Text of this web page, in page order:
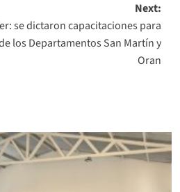
Next:
se dictaron capacitaciones para
los Departamentos San Martín y
Oran